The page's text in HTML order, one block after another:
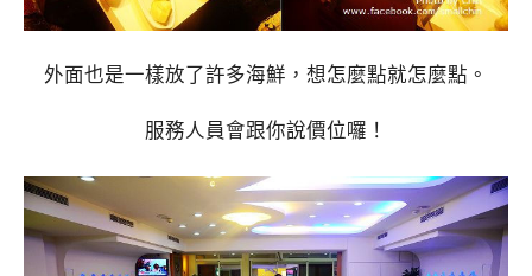
外面也是一樣放了許多海鮮，想怎麼點就怎麼點。
服務人員會跟你說價位囉！